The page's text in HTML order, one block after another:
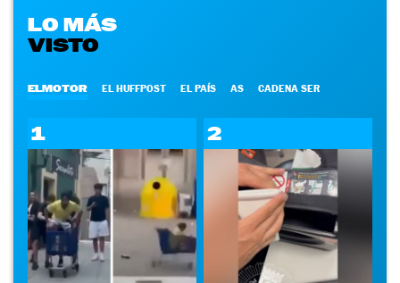
LO MÁS
VISTO
ELMOTOR EL HUFFPOST EL PAÍS AS CADENA SER
1 2